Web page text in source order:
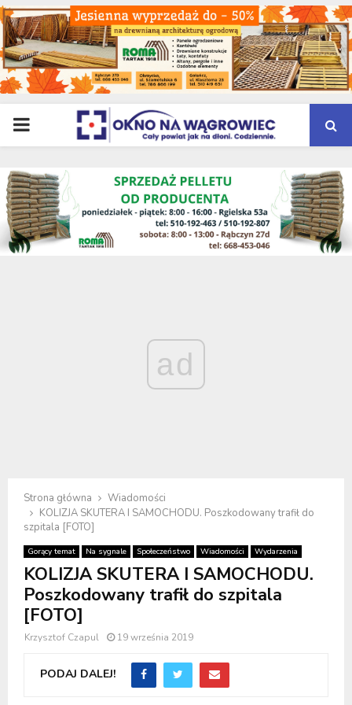
PRIMARY
MENU
ad
Strona główna
Wiadomości
KOLIZJA SKUTERA I SAMOCHODU. Poszkodowany trafił do
szpitala [FOTO]
Gorący temat Na sygnale Społeczeństwo Wiadomości Wydarzenia
KOLIZJA SKUTERA I SAMOCHODU.
Poszkodowany trafił do szpitala
[FOTO]
Krzysztof Czapul 19 września 2019
PODAJ DALEJ!